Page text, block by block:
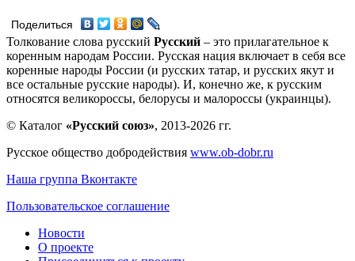
Поделиться
Толкование слова русский Русский – это прилагательное к
коренным народам России. Русская нация включает в себя все
коренные народы России (и русских татар, и русских якут и
все остальные русские народы). И, конечно же, к русским
относятся великороссы, белорусы и малороссы (украинцы).
© Каталог «Русский союз», 2013-2026 гг.
Русское общество добродействия www.ob-dobr.ru
Наша группа Вконтакте
Пользовательское соглашение
Новости
О проекте